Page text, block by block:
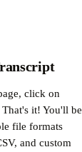
click on
it! You'll be
file formats
and custom